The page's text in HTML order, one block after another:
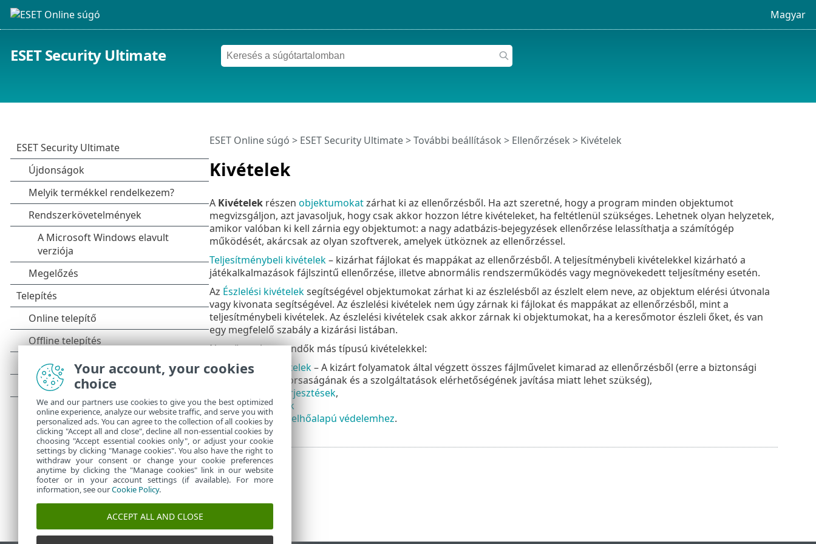
Magyar
ESET Security Ultimate
Kivételek
ESET Online súgó > ESET Security Ultimate>További beállítások > Ellenőrzések > Kivételek
A Kivételekrészen objektumokatzárhat ki az ellenőrzésből. Ha azt szeretné, hogy a program minden objektumot
megvizsgáljon, azt javasoljuk, hogy csak akkor hozzon létre kivételeket, ha feltétlenül szükséges. Lehetnek olyan helyzetek,
amikor valóban ki kell zárnia egy objektumot: a nagy adatbázis-bejegyzések ellenőrzése lelassíthatja a számítógép
működését, akárcsak az olyan szoftverek, amelyek ütköznek az ellenőrzéssel.
Teljesítménybeli kivételek– kizárhat fájlokat és mappákat az ellenőrzésből. A teljesítménybeli kivételekkel kizárható a
játékalkalmazások fájlszintű ellenőrzése, illetve abnormális rendszerműködés vagy megnövekedett teljesítmény esetén.
Az Észlelési kivételeksegítségével objektumokat zárhat ki az észlelésből az észlelt elem neve, az objektum elérési útvonala
vagy kivonata segítségével. Az észlelési kivételek nem úgy zárnak ki fájlokat és mappákat az ellenőrzésből, mint a
teljesítménybeli kivételek. Az észlelési kivételek csak akkor zárnak ki objektumokat, ha a keresőmotor észleli őket, és van
egy megfelelő szabály a kizárási listában.
Nem összekeverendők más típusú kivételekkel:
• Folyamatkivételek– A kizárt folyamatok által végzett összes fájlművelet kimarad az ellenőrzésből (erre a biztonsági
mentések gyorsaságának és a szolgáltatások elérhetőségének javítása miatt lehet szükség),
Kizárt fájlkiterjesztések,
• HIPS-kivételek
• Kivételszűrő felhőalapú védelemhez.
Your account, your cookies
choice
We and our partners use cookies to give you the best optimized
online experience, analyze our website traffic, and serve you with
personalized ads. You can agree to the collection of all cookies by
clicking "Accept all and close", decline all non-essential cookies by
choosing "Accept essential cookies only", or adjust your cookie
settings by clicking "Manage cookies". You also have the right to
withdraw your consent or change your cookie preferences
anytime by clicking the "Manage cookies" link in our website
footer or in your account settings (if available). For more
information, see ourCookie Policy.
ACCEPT ALL AND CLOSE